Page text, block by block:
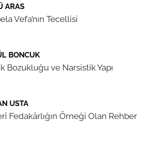
ARAS
Vefa’nın Tecellisi
BONCUK
Bozukluğu ve Narsistik Yapı
USTA
Fedakârlığın Örneği Olan Rehber